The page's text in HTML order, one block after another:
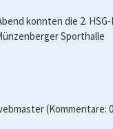
konnten die 2.
Sporthalle
(Kommentare: